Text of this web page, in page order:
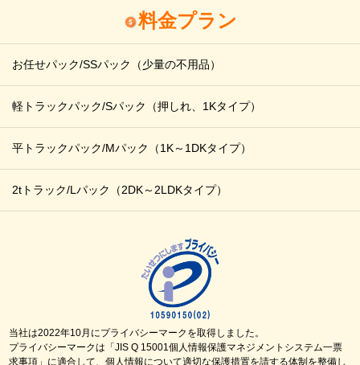
料金プラン
お任せパック/SSパック （少量の不用品）
軽トラックパック/Sパック （押しれ、1Kタイプ）
平トラックパック/Mパック （1K～1DKタイプ）
2tトラック/Lパック （2DK～2LDKタイプ）
当社は2022年10月にプライバシーマークを取得しました。
プライバシーマークは「JIS Q 15001個人情報保護マネジメントシステム一票
求事項」に適合して、個人情報について適切な保護措置を請する体制を整備し